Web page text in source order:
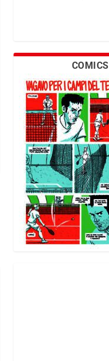
COMICS